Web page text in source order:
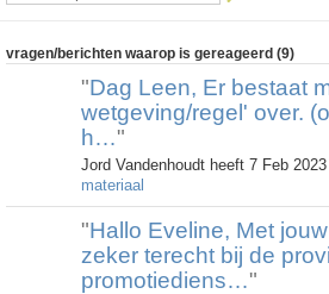
vragen/berichten waarop is gereageerd (9)
"Dag Leen, Er bestaat
wetgeving/regel' over.
h…"
Jord Vandenhoudt heeft 7 Feb
materiaal
"Hallo Eveline, Met
zeker terecht bij de
promotiediens…"